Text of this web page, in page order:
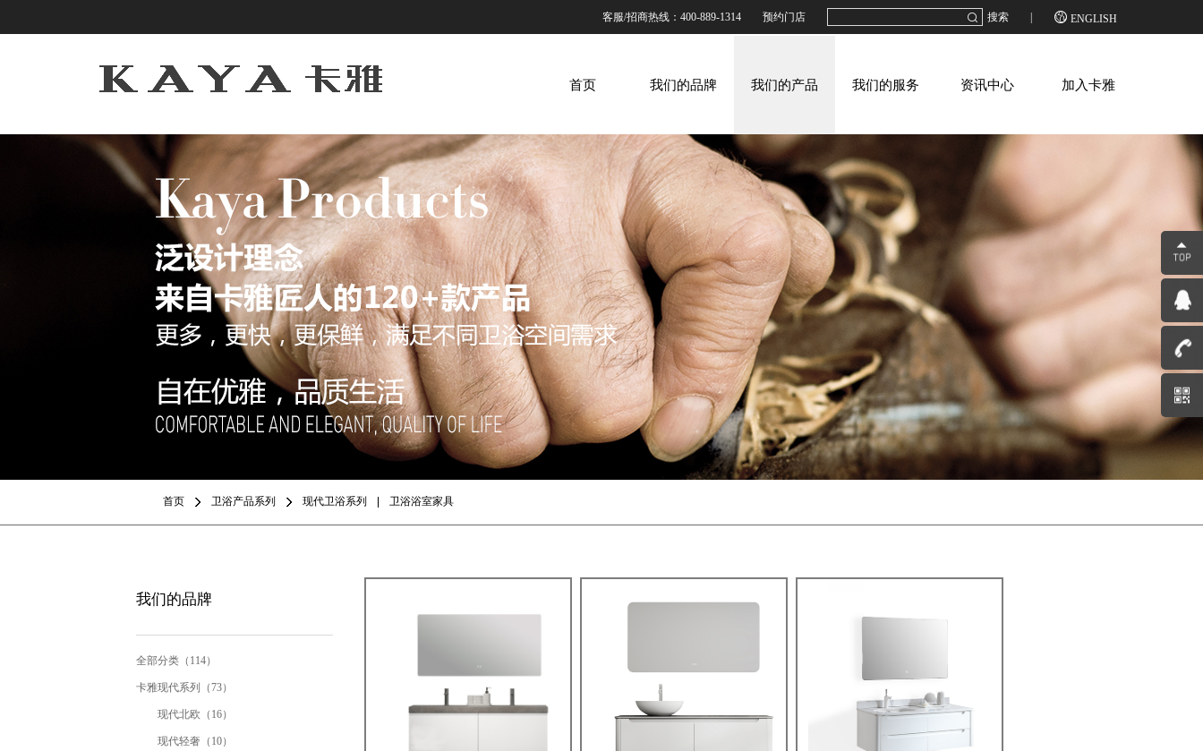
客服/招商热线：400-889-1314 预约门店 搜索  ENGLISH
首页 我们的品牌 我们的产品 我们的服务 资讯中心 加入卡雅
首页 卫浴产品系列 现代卫浴系列 卫浴浴室家具
我们的品牌
全部分类（114）
卡雅现代系列（73）
现代北欧（16）
现代轻奢（10）